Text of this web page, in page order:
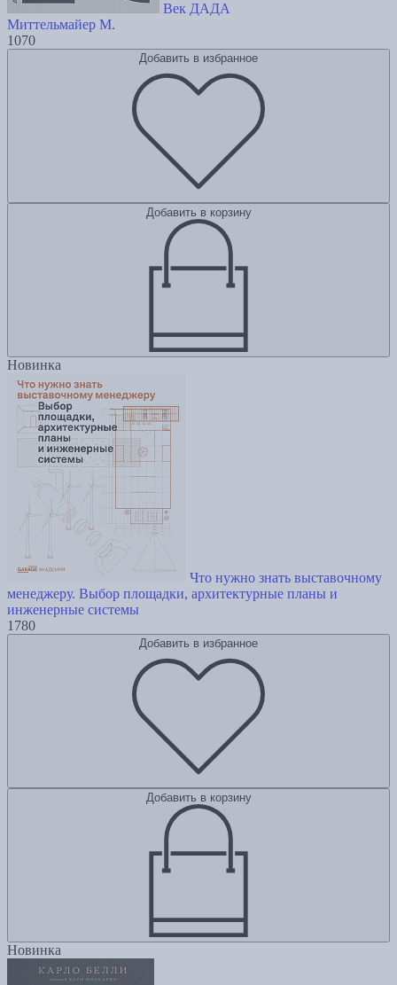
Век ДАДА
Миттельмайер М.
1070
Добавить в избранное
Добавить в корзину
Новинка
Что нужно знать выставочному
менеджеру. Выбор площадки, архитектурные планы и
инженерные системы
1780
Добавить в избранное
Добавить в корзину
Новинка